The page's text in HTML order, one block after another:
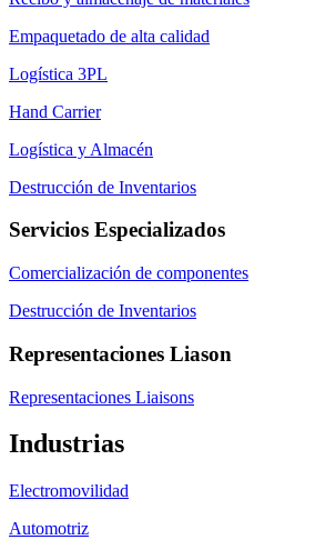
Empaquetado de alta calidad
Logística 3PL
Hand Carrier
Logística y Almacén
Destrucción de Inventarios
Servicios Especializados
Comercialización de componentes
Destrucción de Inventarios
Representaciones Liason
Representaciones Liaisons
Industrias
Electromovilidad
Automotriz